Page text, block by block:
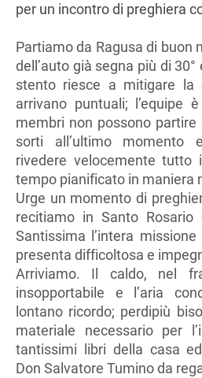
per un incontro di preghiera
Partiamo da Ragusa di buon
dell’auto già segna più di
stento riesce a mitigare la
arrivano puntuali; l’equipe
membri non possono
sorti all’ultimo
rivedere velocemente tutto
tempo pianificato in maniera
Urge un momento di
recitiamo in Santo
Santissima l’intera
presenta difficoltosa e
Arriviamo. Il caldo, nel
insopportabile e l’aria
lontano ricordo; perdipiù
materiale necessario per
tantissimi libri della casa
Don Salvatore Tumino da